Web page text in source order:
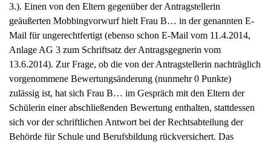
3.). Einen von den Eltern gegenüber der Antragstellerin
geäußerten Mobbingvorwurf hielt Frau B… in der genannten E-
Mail für ungerechtfertigt (ebenso schon E-Mail vom 11.4.2014,
Anlage AG 3 zum Schriftsatz der Antragsgegnerin vom
13.6.2014). Zur Frage, ob die von der Antragstellerin nachträglich
vorgenommene Bewertungsänderung (nunmehr 0 Punkte)
zulässig ist, hat sich Frau B… im Gespräch mit den Eltern der
Schülerin einer abschließenden Bewertung enthalten, stattdessen
sich vor der schriftlichen Antwort bei der Rechtsabteilung der
Behörde für Schule und Berufsbildung rückversichert. Das